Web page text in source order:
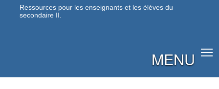
Ressources pour les enseignants et les élèves du
secondaire II.
MENU